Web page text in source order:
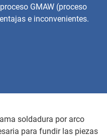
GMAW (proceso
e inconvenientes.
soldadura por arco
para fundir las piezas